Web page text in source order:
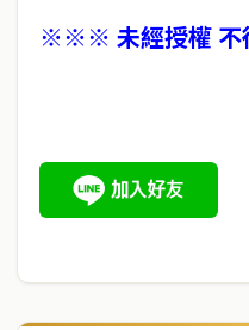
※※※ 未經授權